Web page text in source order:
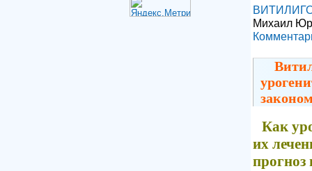
Михаил
Как
их
прогноз